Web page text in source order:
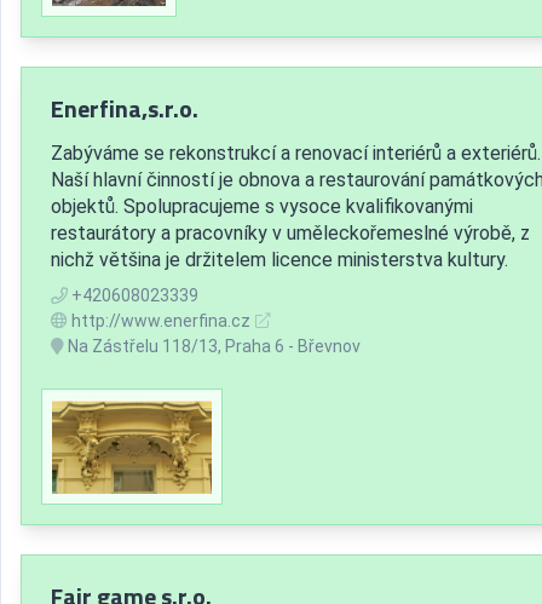
Enerfina,s.r.o.
Zabýváme se rekonstrukcí a renovací interiérů a exteriérů.
Naší hlavní činností je obnova a restaurování
objektů. Spolupracujeme s vysoce kvalifikovanými
restaurátory a pracovníky v uměleckořemeslné výrobě, z
nichž většina je držitelem licence ministerstva kultury.
+420608023339
http://www.enerfina.cz
Na Zástřelu 118/13, Praha 6 - Břevnov
Fair game s.r.o.